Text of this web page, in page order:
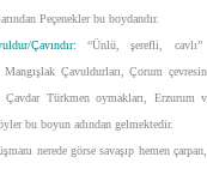
Peçenekler bu boydandır.
Çavındır: “Ünlü, şerefli, cavlı”
Mangışlak Çavuldurları, Çorum
Çavdar Türkmen oymakları, Erzurum
bu boyun adından gelmektedir.
nerede görse savaşıp hemen